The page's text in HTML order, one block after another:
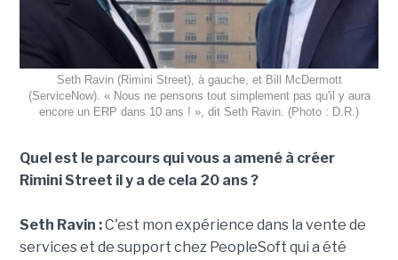
Seth Ravin (Rimini Street), à gauche, et Bill McDermott
(ServiceNow). « Nous ne pensons tout simplement pas qu'il y aura
encore un ERP dans 10 ans ! », dit Seth Ravin. (Photo : D.R.)
Quel est le parcours qui vous a amené à créer
Rimini Street il y a de cela 20 ans ?
Seth Ravin :C'est mon expérience dans la vente de
services et de support chez PeopleSoft qui a été